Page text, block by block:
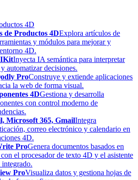
4D
de Productos 4DExplora artículos de
y módulos para mejorar y
4D.
Inyecta IA semántica para interpretar
automatizar decisiones.
ProConstruye y extiende aplicaciones
la web de forma visual.
4DGestiona y desarrolla
con control moderno de
Microsoft 365, GmailIntegra
correo electrónico y calendario en
4D.
ProGenera documentos basados en
el procesador de texto 4D y el asistente
ProVisualiza datos y gestiona hojas de